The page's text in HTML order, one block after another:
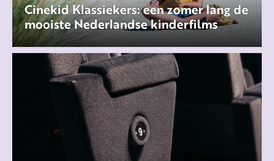
Cinekid Klassiekers: een zomer lang de
mooiste Nederlandse kinderfilms